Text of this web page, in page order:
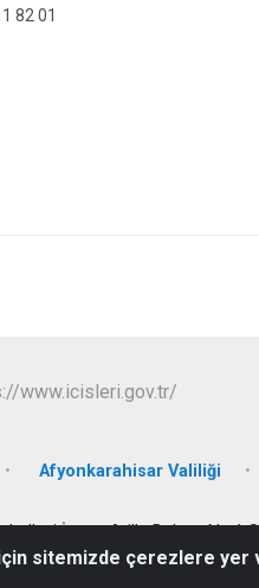
82 01
Afyonkarahisar Valiliği
İsmet Atilla Bulvarı
0
sitemizde çerezlere yer